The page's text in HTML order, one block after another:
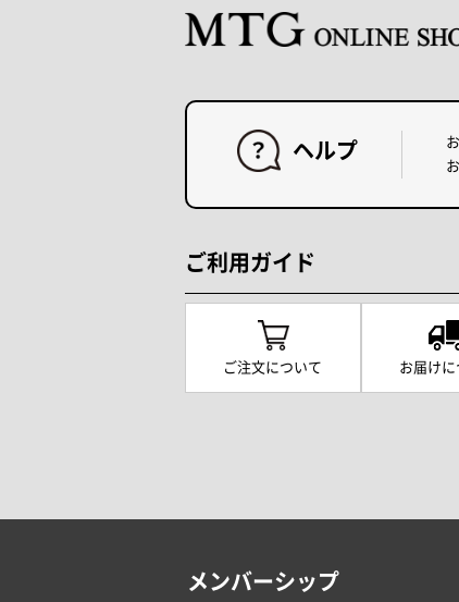
ヘルプ
ご利用ガイド
ご注文について お届けに
メンバーシップ